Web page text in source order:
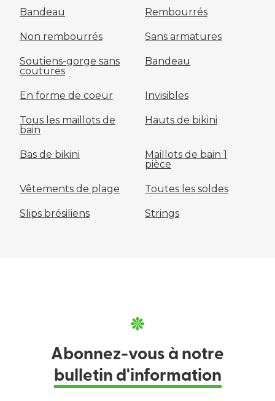
Bandeau Rembourrés
Non rembourrés Sans armatures
Soutiens-gorge sans
coutures
Bandeau
En forme de coeur Invisibles
Tous les maillots de
bain
Hauts de bikini
Bas de bikini
Maillots de bain 1
pièce
Vêtements de plage Toutes les soldes
Slips brésiliens Strings
Abonnez-vous à notre
bulletin d'information